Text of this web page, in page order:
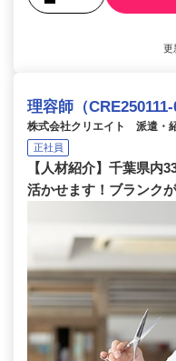
更
理容師（CRE250111-
株式会社クリエイト 派遣・
正社員
【人材紹介】千葉県内
活かせます！ブランク